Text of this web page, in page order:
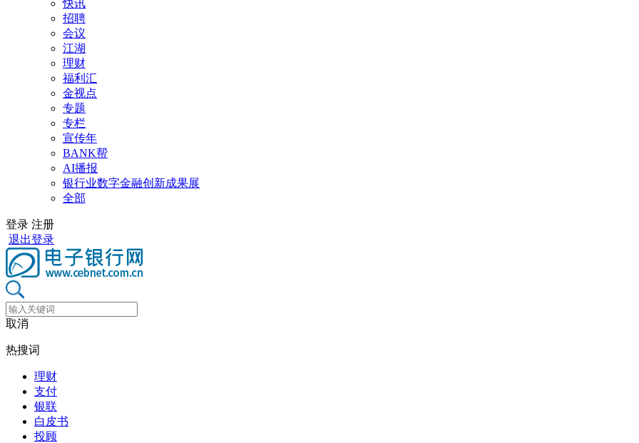
快讯
招聘
会议
江湖
理财
福利汇
金视点
专题
专栏
宣传年
BANK帮
AI播报
银行业数字金融创新成果展
全部
登录 注册
退出登录
取消
热搜词
理财
支付
银联
白皮书
投顾